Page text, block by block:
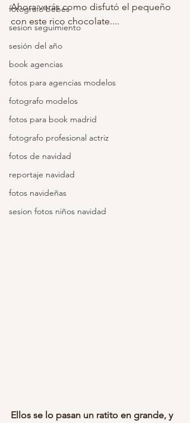
fotografo bebes
sesion seguimiento
sesión del año
book agencias
fotos para agencias modelos
fotografo modelos
fotos para book madrid
fotografo profesional actriz
fotos de navidad
reportaje navidad
fotos navideñas
sesion fotos niños navidad
Ahora verás como disfutó el pequeño
con este rico chocolate....
Ellos se lo pasan un ratito en grande, y